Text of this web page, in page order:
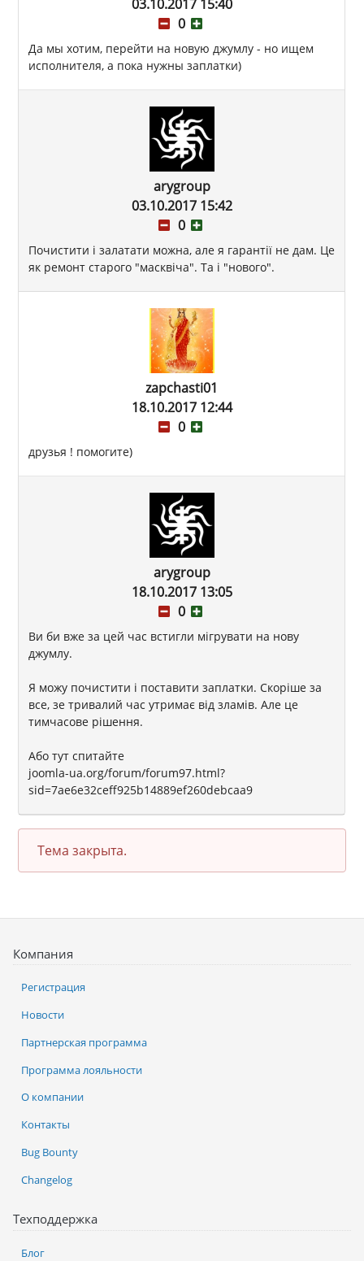
03.10.2017 15:40
0
Да мы хотим, перейти на новую джумлу - но ищем
исполнителя, а пока нужны заплатки)
arygroup
03.10.2017 15:42
0
Почистити і залатати можна, але я гарантії не дам. Це
як ремонт старого "масквіча". Та і "нового".
zapchasti01
18.10.2017 12:44
0
друзья ! помогите)
arygroup
18.10.2017 13:05
0
Ви би вже за цей час встигли мігрувати на нову
джумлу.
Я можу почистити і поставити заплатки. Скоріше за
все, зе тривалий час утримає від зламів. Але це
тимчасове рішення.
Або тут спитайте
joomla-ua.org/forum/forum97.html?
sid=7ae6e32ceff925b14889ef260debcaa9
Тема закрыта.
Компания
Регистрация
Новости
Партнерская программа
Программа лояльности
О компании
Контакты
Bug Bounty
Changelog
Техподдержка
Блог